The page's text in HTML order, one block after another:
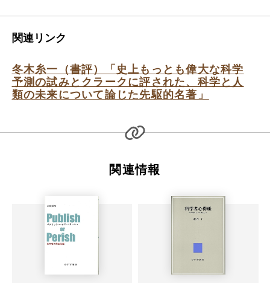
関連リンク
冬木糸一（書評）「史上もっとも偉大な科学
予測の試みとクラークに評された、科学と人
類の未来について論じた先駆的名著」
関連情報